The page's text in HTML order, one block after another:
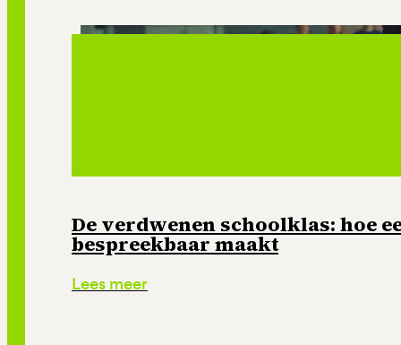
De verdwenen schoolklas: hoe
bespreekbaar maakt
Lees meer